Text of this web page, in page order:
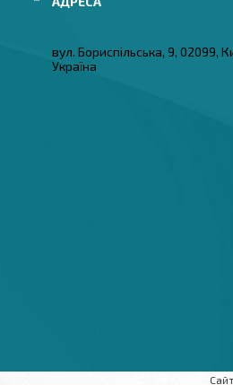
вул. Бориспільська, 9, 02099,
Україна